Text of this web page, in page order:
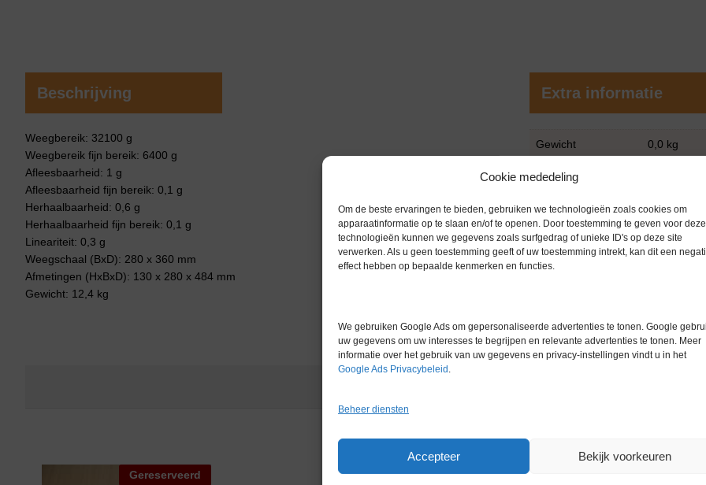
Cookie mededeling
Om de beste ervaringen te bieden, gebruiken we technologieën zoals cookies om
apparaatinformatie op te slaan en/of te openen. Door toestemming te geven voor deze
technologieën kunnen we gegevens zoals surfgedrag of unieke ID's op deze site
verwerken. Als u geen toestemming geeft of uw toestemming intrekt, kan dit een
effect hebben op bepaalde kenmerken en functies.
We gebruiken Google Ads om gepersonaliseerde advertenties te tonen. Google
uw gegevens om uw interesses te begrijpen en relevante advertenties te tonen. Meer
informatie over het gebruik van uw gegevens en privacy-instellingen vindt u in het
Google Ads Privacybeleid
Beheer diensten
Accepteer Bekijk voorkeuren
Beschrijving
Weegbereik: 32100 g
Weegbereik fijn bereik: 6400 g
Afleesbaarheid: 1 g
Afleesbaarheid fijn bereik: 0,1 g
Herhaalbaarheid: 0,6 g
Herhaalbaarheid fijn bereik: 0,1 g
Lineariteit: 0,3 g
Weegschaal (BxD): 280 x 360 mm
Afmetingen (HxBxD): 130 x 280 x 484 mm
Gewicht: 12,4 kg
Extra informatie
Gewicht 0,0 kg
Merk
Conditie Gebruikt in
Gereserveerd